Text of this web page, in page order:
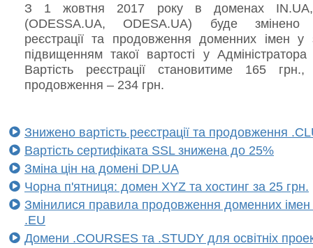
З 1 жовтня 2017 року в доменах
(ODESSA.UA, ODESA.UA) буде змінено
реєстрації та продовження доменних імен у
підвищенням такої вартості у Адміністратора
Вартість реєстрації становитиме 165 грн.,
продовження – 234 грн.
Знижено вартість реєстрації та продовження
Вартість сертифіката SSL знижена до 25%
Зміна цін на домені DP.UA
Чорна п'ятниця: домен XYZ та хостинг за 25 грн.
Змінилися правила продовження доменних імен
.EU
Домени .COURSES та .STUDY для освітніх